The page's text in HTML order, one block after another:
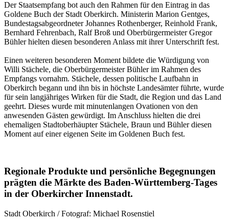
Der Staatsempfang bot auch den Rahmen für den Eintrag in das
Goldene Buch der Stadt Oberkirch. Ministerin Marion Gentges,
Bundestagsabgeordneter Johannes Rothenberger, Reinhold Frank,
Bernhard Fehrenbach, Ralf Broß und Oberbürgermeister Gregor
Bühler hielten diesen besonderen Anlass mit ihrer Unterschrift fest.
Einen weiteren besonderen Moment bildete die Würdigung von
Willi Stächele, die Oberbürgermeister Bühler im Rahmen des
Empfangs vornahm. Stächele, dessen politische Laufbahn in
Oberkirch begann und ihn bis in höchste Landesämter führte, wurde
für sein langjähriges Wirken für die Stadt, die Region und das Land
geehrt. Dieses wurde mit minutenlangen Ovationen von den
anwesenden Gästen gewürdigt. Im Anschluss hielten die drei
ehemaligen Stadtoberhäupter Stächele, Braun und Bühler diesen
Moment auf einer eigenen Seite im Goldenen Buch fest.
Regionale Produkte und persönliche Begegnungen
prägten die Märkte des Baden-Württemberg-Tages
in der Oberkircher Innenstadt.
Stadt Oberkirch / Fotograf: Michael Rosenstiel